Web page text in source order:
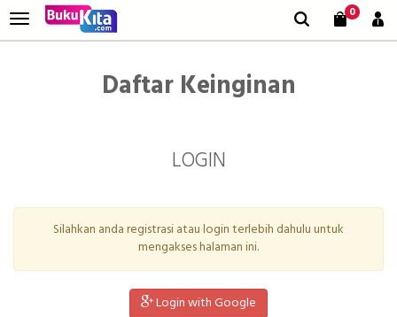
0
Daftar Keinginan
LOGIN
Silahkan anda registrasi atau login terlebih dahulu untuk
mengakses halaman ini.
Login with Google